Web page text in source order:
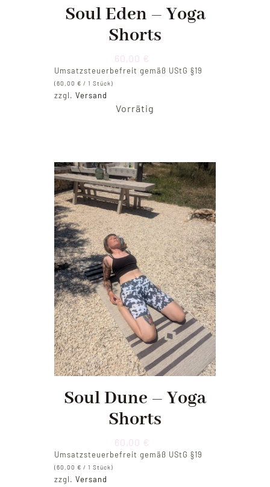
Soul Eden – Yoga
Shorts
60,00 €
Umsatzsteuerbefreit gemäß UStG §19
(60,00€ / 1 Stück)
zzgl.Versand
Vorrätig
Soul Dune – Yoga
Shorts
60,00 €
Umsatzsteuerbefreit gemäß UStG §19
(60,00€ / 1 Stück)
zzgl.Versand